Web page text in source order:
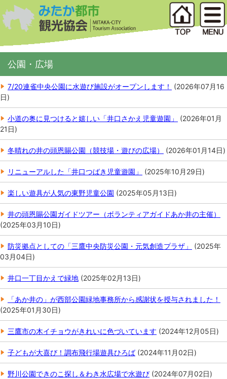
公園・広場
7/20連雀中央公園に水遊び施設がオープンします！ (2026年07月16
日)
小道の奥に見つけると嬉しい「井口さかえ児童遊園」 (2026年01月
21日)
冬晴れの井の頭恩賜公園（競技場・遊びの広場） (2026年01月14日)
リニューアルした「井口つばき児童遊園」 (2025年10月29日)
楽しい遊具が人気の東野児童公園 (2025年05月13日)
井の頭恩賜公園ガイドツアー（ボランティアガイドあか井の主催）
(2025年03月10日)
防災拠点としての「三鷹中央防災公園・元気創造プラザ」 (2025年
03月04日)
井口一丁目かえで緑地 (2025年02月13日)
「あか井の」が西部公園緑地事務所から感謝状を授与されました！
(2025年01月30日)
三鷹市の木イチョウがきれいに色づいています (2024年12月05日)
子どもが大喜び！調布飛行場遊具ひろば(2024年11月02日)
野川公園できのこ探し＆わき水広場で水遊び (2024年07月02日)